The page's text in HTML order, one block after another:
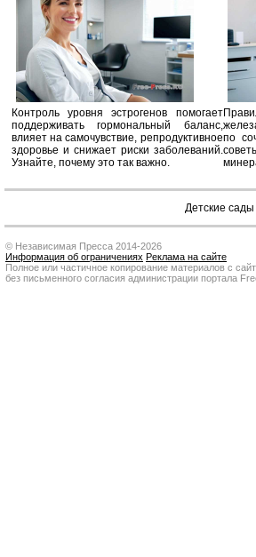
Контроль уровня эстрогенов помогает
поддерживать гормональный баланс,
влияет на самочувствие, репродуктивное
здоровье и снижает риски заболеваний.
Узнайте, почему это так важно.
по
Детские
© Независимая Пресса 2014-2026
Информация об ограничениях Реклама на сайте
Полное или частичное копирование материалов с
без письменного согласия администрации портала